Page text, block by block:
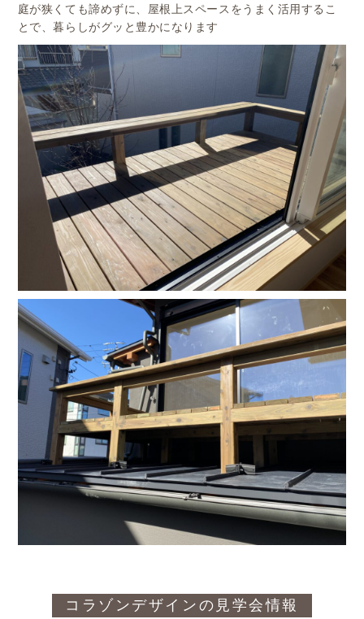
庭が狭くても諦めずに、屋根上スペースをうまく活用するこ
とで、暮らしがグッと豊かになります
コラゾンデザインの見学会情報